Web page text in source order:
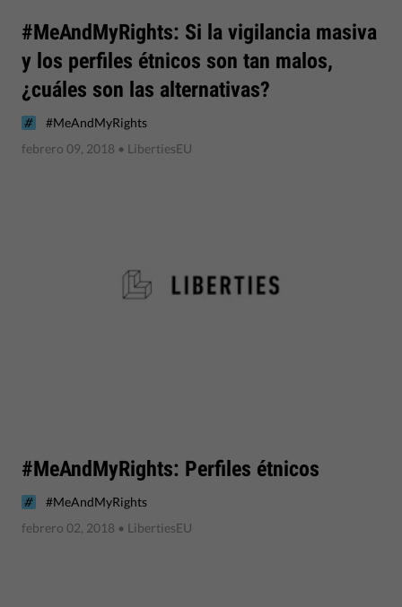
#MeAndMyRights: Si la vigilancia masiva
y los perfiles étnicos son tan malos,
¿cuáles son las alternativas?
#MeAndMyRights
febrero 09, 2018 • LibertiesEU
#MeAndMyRights: Perfiles étnicos
#MeAndMyRights
febrero 02, 2018 • LibertiesEU